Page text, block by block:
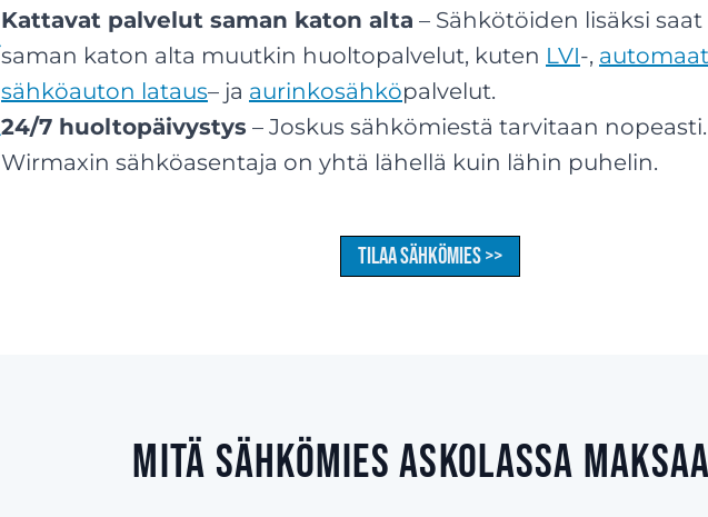
Kattavat palvelut saman katon alta – Sähkötöiden lisäksi
saman katon alta muutkin huoltopalvelut, kuten LVI-,
sähköauton lataus– ja aurinkosähköpalvelut.
24/7 huoltopäivystys – Joskus sähkömiestä tarvitaan
Wirmaxin sähköasentaja on yhtä lähellä kuin lähin puhelin.
Tilaa sähkömies >>
Mitä sähkömies Askolassa